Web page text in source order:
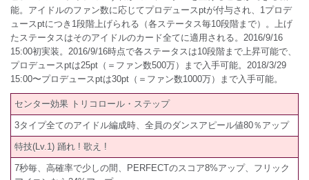
能。アイドルのファン数に応じてプロデュースptが付与され、1プロデ
ュースptにつき1段階上げられる（各ステータス毎10段階まで）。上げ
たステータスはそのアイドルのカード全てに適用される。2016/9/16
15:00初実装。2016/9/16時点で各ステータスは10段階まで上昇可能で、
プロデュースptは25pt（＝ファン数500万）まで入手可能。2018/3/29
15:00〜プロデュースptは30pt（＝ファン数1000万）まで入手可能。
センター効果 トリコロール・ステップ
3タイプ全てのアイドル編成時、全員のダンスアピール値80％アップ
特技(Lv.1) 踊れ ! 歌え !
7秒毎、高確率で少しの間、PERFECTのスコア8%アップ、フリック